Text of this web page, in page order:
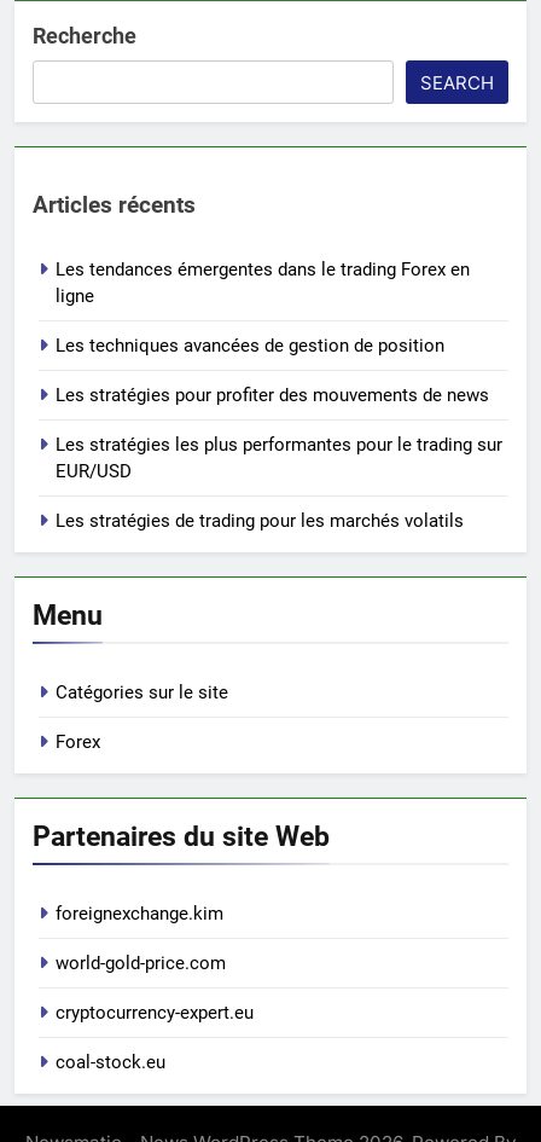
Recherche
SEARCH
Articles récents
Les tendances émergentes dans le trading Forex en
ligne
Les techniques avancées de gestion de position
Les stratégies pour profiter des mouvements de news
Les stratégies les plus performantes pour le trading sur
EUR/USD
Les stratégies de trading pour les marchés volatils
Menu
Catégories sur le site
Forex
Partenaires du site Web
foreignexchange.kim
world-gold-price.com
cryptocurrency-expert.eu
coal-stock.eu